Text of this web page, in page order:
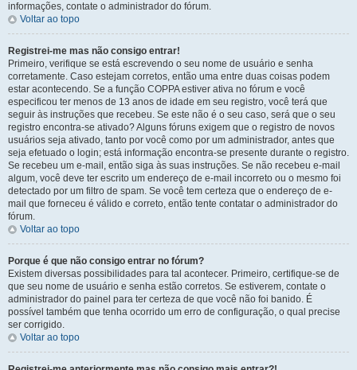
informações, contate o administrador do fórum.
Voltar ao topo
Registrei-me mas não consigo entrar!
Primeiro, verifique se está escrevendo o seu nome de usuário e senha
corretamente. Caso estejam corretos, então uma entre duas coisas podem
estar acontecendo. Se a função COPPA estiver ativa no fórum e você
especificou ter menos de 13 anos de idade em seu registro, você terá que
seguir às instruções que recebeu. Se este não é o seu caso, será que o seu
registro encontra-se ativado? Alguns fóruns exigem que o registro de novos
usuários seja ativado, tanto por você como por um administrador, antes que
seja efetuado o login; está informação encontra-se presente durante o registro.
Se recebeu um e-mail, então siga às suas instruções. Se não recebeu e-mail
algum, você deve ter escrito um endereço de e-mail incorreto ou o mesmo foi
detectado por um filtro de spam. Se você tem certeza que o endereço de e-
mail que forneceu é válido e correto, então tente contatar o administrador do
fórum.
Voltar ao topo
Porque é que não consigo entrar no fórum?
Existem diversas possibilidades para tal acontecer. Primeiro, certifique-se de
que seu nome de usuário e senha estão corretos. Se estiverem, contate o
administrador do painel para ter certeza de que você não foi banido. É
possível também que tenha ocorrido um erro de configuração, o qual precise
ser corrigido.
Voltar ao topo